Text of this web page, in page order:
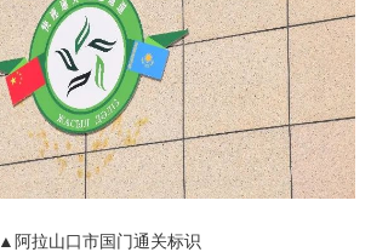
▲阿拉山口市国门通关标识